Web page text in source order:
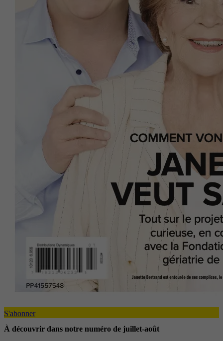
S'abonner
À découvrir dans notre numéro de juillet-août